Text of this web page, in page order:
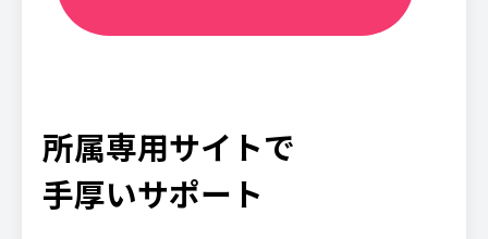
所属専用サイトで
手厚いサポート